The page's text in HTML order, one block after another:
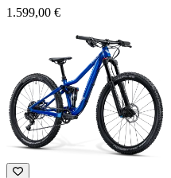
1.599,00 €